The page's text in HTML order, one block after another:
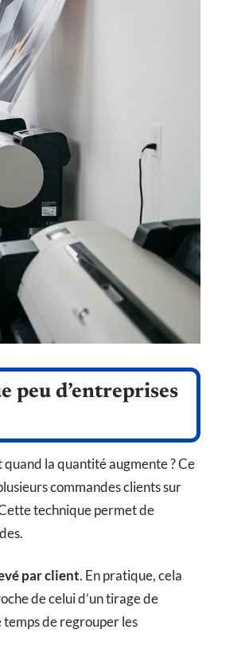
peu d’entreprises
la quantité augmente ? Ce
commandes clients sur
technique permet de
par client. En pratique, cela
de celui d’un tirage de
temps de regrouper les